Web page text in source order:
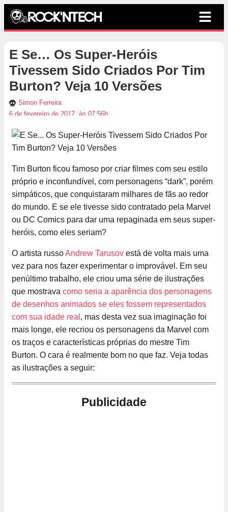
E Se… Os Super-Heróis
Tivessem Sido Criados Por Tim
Burton? Veja 10 Versões
Simon Ferreira
6 de fevereiro de 2017, às 07:56h
Tim Burton ficou famoso por criar filmes com seu estilo
próprio e inconfundível, com personagens “dark”, porém
simpáticos, que conquistaram milhares de fãs ao redor
do mundo. E se ele tivesse sido contratado pela Marvel
ou DC Comics para dar uma repaginada em seus super-
heróis, como eles seriam?
O artista russoAndrew Tarusov está de volta mais uma
vez para nos fazer experimentar o improvável. Em seu
penúltimo trabalho, ele criou uma série de ilustrações
que mostrava como seria a aparência dos personagens
de desenhos animados se eles fossem representados
com sua idade real , mas desta vez sua imaginação foi
mais longe, ele recriou os personagens da Marvel com
os traços e características próprias do mestre Tim
Burton. O cara é realmente bom no que faz. Veja todas
as ilustrações a seguir:
Publicidade